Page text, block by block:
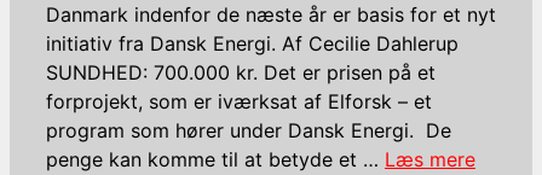
Danmark indenfor de næste år er basis for et nyt
initiativ fra Dansk Energi. Af Cecilie Dahlerup
SUNDHED: 700.000 kr. Det er prisen på et
forprojekt, som er iværksat af Elforsk – et
program som hører under Dansk Energi. De
penge kan komme til at betyde et … Læs mere